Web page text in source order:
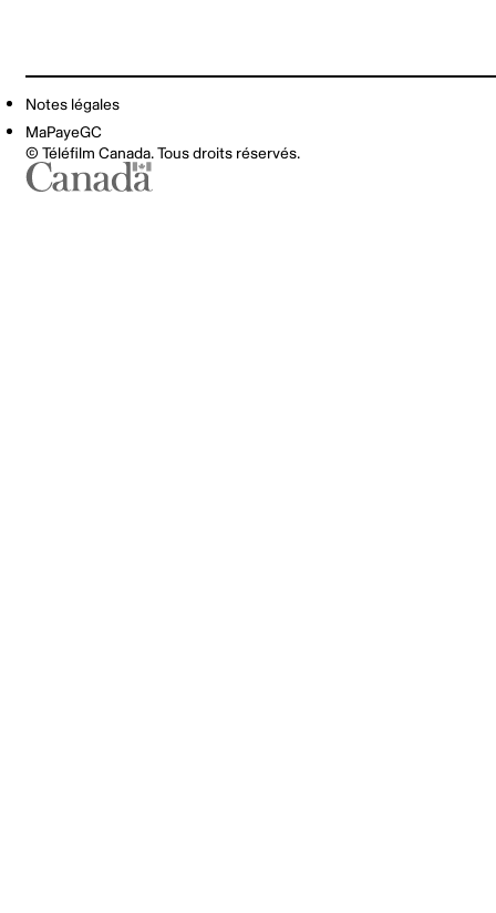
Notes légales
MaPayeGC
© Téléfilm Canada. Tous droits réservés.